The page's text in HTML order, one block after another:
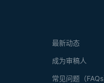
最新动态
成为审稿人
常见问题（FAQs